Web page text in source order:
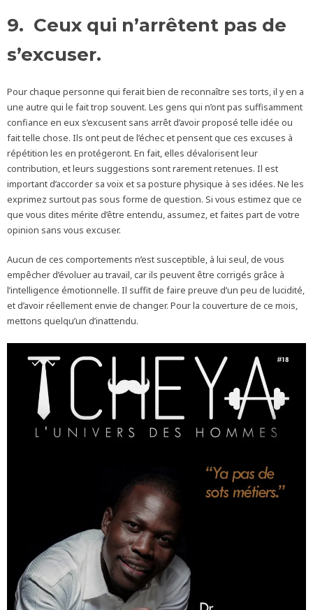
9. Ceux qui n’arrêtent pas de
s’excuser.
Pour chaque personne qui ferait bien de reconnaître ses torts, il y en a
une autre qui le fait trop souvent. Les gens qui n’ont pas suffisamment
confiance en eux s’excusent sans arrêt d’avoir proposé telle idée ou
fait telle chose. Ils ont peut de l’échec et pensent que ces excuses à
répétition les en protégeront. En fait, elles dévalorisent leur
contribution, et leurs suggestions sont rarement retenues. Il est
important d’accorder sa voix et sa posture physique à ses idées. Ne les
exprimez surtout pas sous forme de question. Si vous estimez que ce
que vous dites mérite d’être entendu, assumez, et faites part de votre
opinion sans vous excuser.
Aucun de ces comportements n’est susceptible, à lui seul, de vous
empêcher d’évoluer au travail, car ils peuvent être corrigés grâce à
l’intelligence émotionnelle. Il suffit de faire preuve d’un peu de lucidité,
et d’avoir réellement envie de changer. Pour la couverture de ce mois,
mettons quelqu’un d’inattendu.